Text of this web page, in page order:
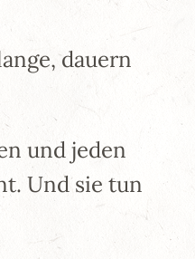
dauern
und jeden
Und sie tun